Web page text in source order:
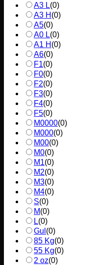
A3 L(0)
A3 H (0)
A5(0)
A0 L(0)
A1 H (0)
A6(0)
F1(0)
F0(0)
F2(0)
F3(0)
F4(0)
F5(0)
M0000(0)
M000(0)
M00(0)
M0(0)
M1(0)
M2(0)
M3(0)
M4(0)
S(0)
M(0)
L(0)
Gul (0)
85 Kg(0)
55 Kg(0)
2 oz(0)